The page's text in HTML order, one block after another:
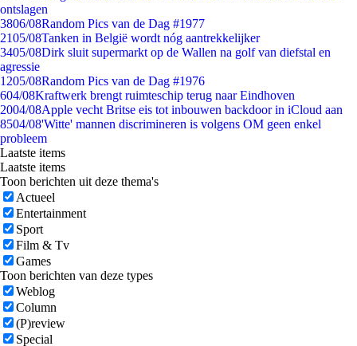
ontslagen
3806/08Random Pics van de Dag #1977
2105/08Tanken in België wordt nóg aantrekkelijker
3405/08Dirk sluit supermarkt op de Wallen na golf van diefstal en
agressie
1205/08Random Pics van de Dag #1976
604/08Kraftwerk brengt ruimteschip terug naar Eindhoven
2004/08Apple vecht Britse eis tot inbouwen backdoor in iCloud aan
8504/08'Witte' mannen discrimineren is volgens OM geen enkel
probleem
Laatste items
Laatste items
Toon berichten uit deze thema's
Actueel
Entertainment
Sport
Film & Tv
Games
Toon berichten van deze types
Weblog
Column
(P)review
Special